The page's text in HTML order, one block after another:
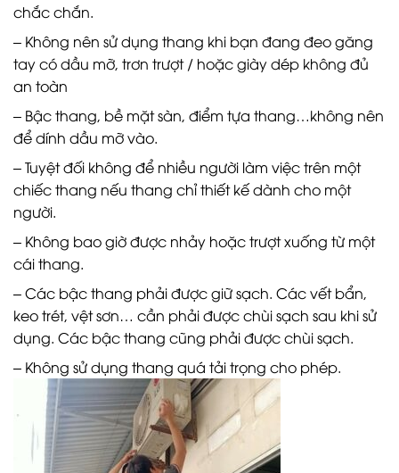
chắc chắn.
– Không nên sử dụng thang khi bạn đang đeo găng
tay có dầu mỡ, trơn trượt / hoặc giày dép không đủ
an toàn
– Bậc thang, bề mặt sàn, điểm tựa thang…không nên
để dính dầu mỡ vào.
– Tuyệt đối không để nhiều người làm việc trên một
chiếc thang nếu thang chỉ thiết kế dành cho một
người.
– Không bao giờ được nhảy hoặc trượt xuống từ một
cái thang.
– Các bậc thang phải được giữ sạch. Các vết bẩn,
keo trét, vệt sơn… cần phải được chùi sạch sau khi sử
dụng. Các bậc thang cũng phải được chùi sạch.
– Không sử dụng thang quá tải trọng cho phép.